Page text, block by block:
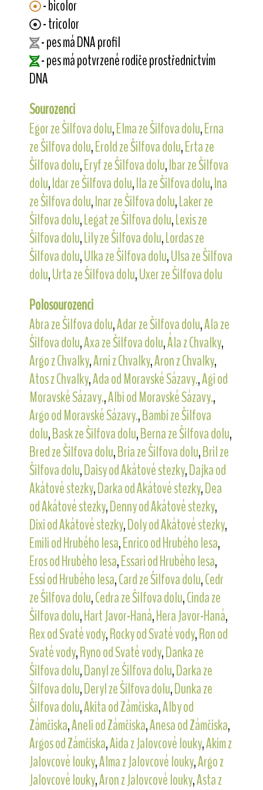
- bicolor
- tricolor
- pes má DNA profil
- pes má potvrzené rodiče prostřednictvím
DNA
Sourozenci
Egor ze Šilfova dolu,Elma ze Šilfova dolu,Erna
ze Šilfova dolu,Erold ze Šilfova dolu,Erta ze
Šilfova dolu,Eryf ze Šilfova dolu,Ibar ze Šilfova
dolu,Idar ze Šilfova dolu,Ila ze Šilfova dolu,Ina
ze Šilfova dolu,Inar ze Šilfova dolu,Laker ze
Šilfova dolu,Legat ze Šilfova dolu,Lexis ze
Šilfova dolu,Lily ze Šilfova dolu,Lordas ze
Šilfova dolu,Ulka ze Šilfova dolu,Ulsa ze Šilfova
dolu,Urta ze Šilfova dolu,Uxer ze Šilfova dolu
Polosourozenci
Abra ze Šilfova dolu,Adar ze Šilfova dolu,Ala ze
Šilfova dolu,Axa ze Šilfova dolu,Ála z Chvalky,
Argo z Chvalky,Arni z Chvalky,Aron z Chvalky,
Atos z Chvalky,Ada od Moravské Sázavy.,Agi od
Moravské Sázavy.,Albi od Moravské Sázavy.,
Argo od Moravské Sázavy.,Bambi ze Šilfova
dolu,Bask ze Šilfova dolu,Berna ze Šilfova dolu,
Bred ze Šilfova dolu,Bria ze Šilfova dolu,Bril ze
Šilfova dolu,Daisy od Akátové stezky,Dajka od
Akátové stezky,Darka od Akátové stezky,Dea
od Akátové stezky,Denny od Akátové stezky,
Dixi od Akátové stezky,Doly od Akátové stezky,
Emili od Hrubého lesa,Enrico od Hrubého lesa,
Eros od Hrubého lesa,Essari od Hrubého lesa,
Essí od Hrubého lesa,Card ze Šilfova dolu,Cedr
ze Šilfova dolu,Cedra ze Šilfova dolu,Cinda ze
Šilfova dolu,Hart Javor-Haná,Hera Javor-Haná,
Rex od Svaté vody,Rocky od Svaté vody,Ron od
Svaté vody,Ryno od Svaté vody,Danka ze
Šilfova dolu,Danyl ze Šilfova dolu,Darka ze
Šilfova dolu,Deryl ze Šilfova dolu,Dunka ze
Šilfova dolu,Akita od Zámčiska,Alby od
Zámčiska,Aneli od Zámčiska,Anesa od Zámčiska,
Argos od Zámčiska,Aida z Jalovcové louky,Akim z
Jalovcové louky,Alma z Jalovcové louky,Argo z
Jalovcové louky,Aron z Jalovcové louky,Asta z